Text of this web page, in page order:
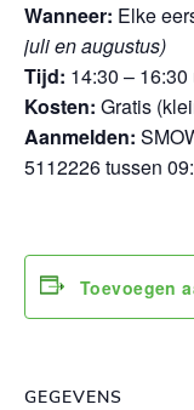
Wanneer: Elke
juli en augustus)
Tijd: 14:30 – 16:30
Kosten: Gratis
Aanmelden:
5112226 tussen
Toevoegen
GEGEVENS